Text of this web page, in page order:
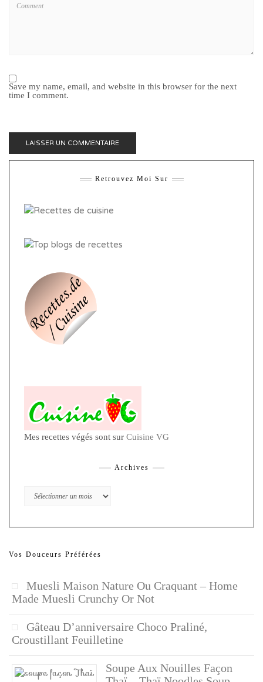
Save my name, email, and website in this browser for the next
time I comment.
Retrouvez Moi Sur
Mes recettes végés sont sur Cuisine VG
Archives
Archives
Vos Douceurs Préférées
Muesli Maison Nature Ou Craquant – Home
Made Muesli Crunchy Or Not
Gâteau D’anniversaire Choco Praliné,
Croustillant Feuilletine
Soupe Aux Nouilles Façon